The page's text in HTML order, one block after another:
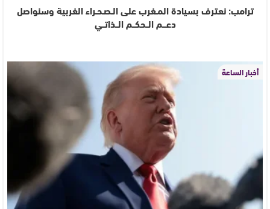
ترامب: نعترف بسيادة المـغرب على الـصـحـراء الغربية وسنواصل
دعـــم الــحكــم الــذاتــي
أخبار الساعة